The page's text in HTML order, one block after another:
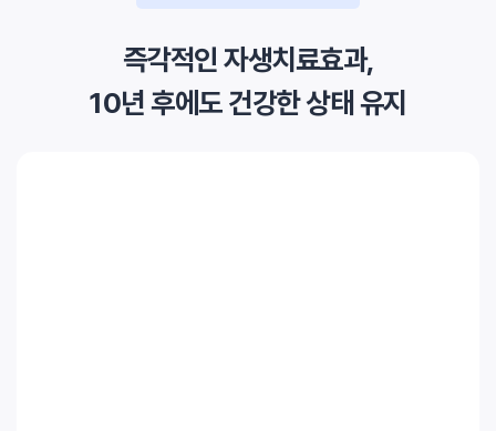
즉각적인 자생치료효과,
10년 후에도 건강한 상태 유지